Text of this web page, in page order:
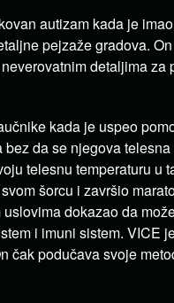
autizam kada je
pejzaže gradova.
detaljima za
kada je uspeo
da se njegova
telesnu temperaturu u
šorcu i završio
dokazao da
i imuni sistem. VICE
čak podučava svoje